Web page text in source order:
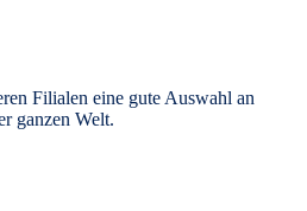
Filialen eine gute Auswahl an
ganzen Welt.